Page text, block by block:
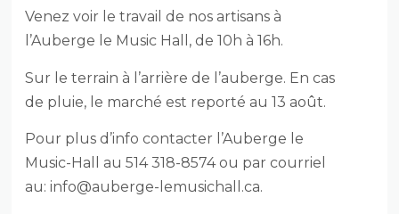
Venez voir le travail de nos artisans à
l’Auberge le Music Hall, de 10h à 16h.
Sur le terrain à l’arrière de l’auberge. En cas
de pluie, le marché est reporté au 13 août.
Pour plus d’info contacter l’Auberge le
Music-Hall au 514 318-8574 ou par courriel
au:info@auberge-lemusichall.ca.